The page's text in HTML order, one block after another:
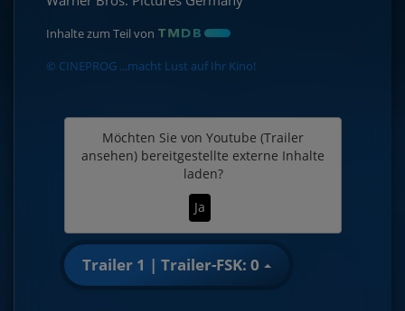
Inhalte zum Teil von
© CINEPROG ...macht Lust auf Ihr Kino!
Möchten Sie von Youtube (Trailer
ansehen) bereitgestellte externe Inhalte
laden?
Ja
Trailer 1 | Trailer-FSK: 0